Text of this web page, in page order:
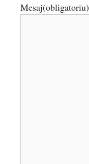
Mesaj(obligatoriu)